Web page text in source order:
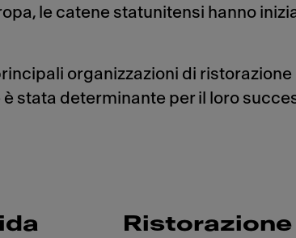
le catene statunitensi hanno
organizzazioni di
stata determinante per il loro
Ristorazione